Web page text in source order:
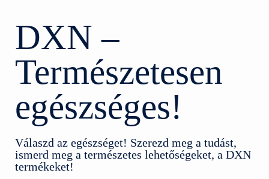
DXN –
Természetesen
egészséges!
Válaszd az egészséget! Szerezd meg a tudást,
ismerd meg a természetes lehetőségeket, a DXN
termékeket!